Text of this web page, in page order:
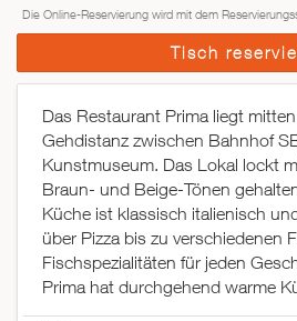
Die Online-Reservierung wird mit dem
Tisch
Das Restaurant Prima liegt
Gehdistanz zwischen Bahnhof
Kunstmuseum. Das Lokal lockt
Braun- und Beige-Tönen
Küche ist klassisch italienisch
über Pizza bis zu verschiedenen
Fischspezialitäten für jeden
Prima hat durchgehend warme